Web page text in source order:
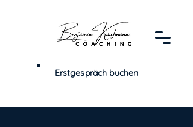
Erstgespräch buchen